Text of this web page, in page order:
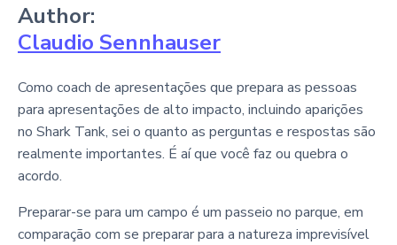
Author:
Claudio Sennhauser
Como coach de apresentações que prepara as pessoas
para apresentações de alto impacto, incluindo aparições
no Shark Tank, sei o quanto as perguntas e respostas são
realmente importantes. É aí que você faz ou quebra o
acordo.
Preparar-se para um campo é um passeio no parque, em
comparação com se preparar para a natureza imprevisível